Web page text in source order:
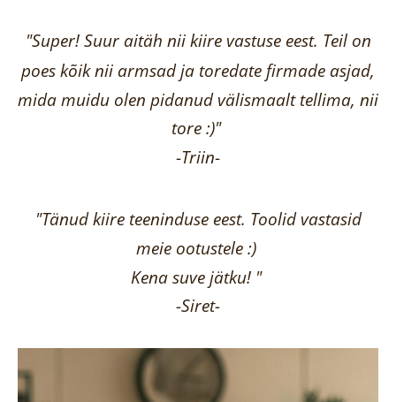
"Super! Suur aitäh nii kiire vastuse eest. Teil on
poes kõik nii armsad ja toredate firmade asjad,
mida muidu olen pidanud välismaalt tellima, nii
tore :)"
-Triin-
"Tänud kiire teeninduse eest. Toolid vastasid
meie ootustele :)
Kena suve jätku! "
-Siret-